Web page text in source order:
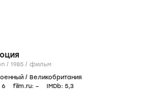
Revolution / 1985 / фильм
/ Великобритания
6 film.ru: – IMDb: 5,3